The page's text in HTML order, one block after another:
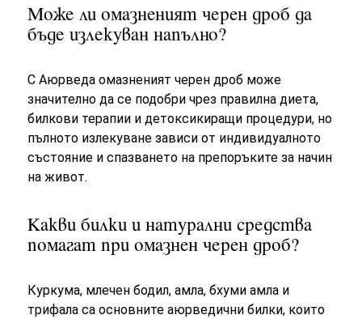
Може ли омазненият черен дроб да
бъде излекуван напълно?
С Аюрведа омазненият черен дроб може
значително да се подобри чрез правилна диета,
билкови терапии и детоксикиращи процедури, но
пълното излекуване зависи от индивидуалното
състояние и спазването на препоръките за начин
на живот.
Какви билки и натурални средства
помагат при омазнен черен дроб?
Куркума, млечен бодил, амла, бхуми амла и
трифала са основните аюрведични билки, които